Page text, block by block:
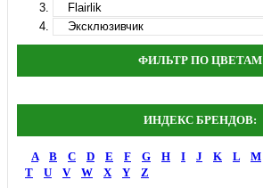
Flairlik
Эксклюзивчик
ФИЛЬТР ПО ЦВЕТАМ
ИНДЕКС БРЕНДОВ:
A B C D E F G H I J K L M
T
U V W X Y Z